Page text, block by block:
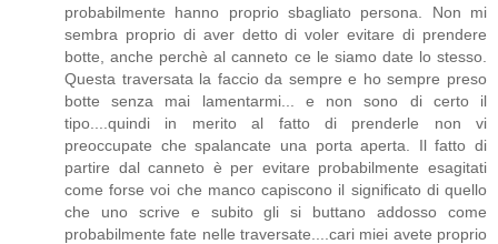
probabilmente hanno proprio sbagliato persona. Non mi
sembra proprio di aver detto di voler evitare di prendere
botte, anche perchè al canneto ce le siamo date lo stesso.
Questa traversata la faccio da sempre e ho sempre preso
botte senza mai lamentarmi... e non sono di certo il
tipo....quindi in merito al fatto di prenderle non vi
preoccupate che spalancate una porta aperta. Il fatto di
partire dal canneto è per evitare probabilmente esagitati
come forse voi che manco capiscono il significato di quello
che uno scrive e subito gli si buttano addosso come
probabilmente fate nelle traversate....cari miei avete proprio